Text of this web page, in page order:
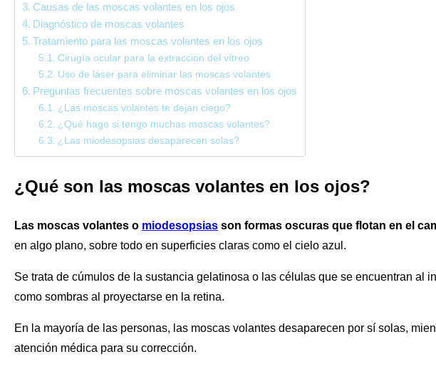
Causas de las moscas volantes en los ojos
Diagnóstico de moscas volantes
Tratamiento para las moscas volantes en los ojos
Cirugía ocular para la extracción del vítreo
Uso de láser para eliminar las moscas volantes
Preguntas frecuentes sobre moscas volantes en los ojos
¿Las moscas volantes te dejan ciego?
¿Qué hago si tengo muchas moscas volantes?
¿Las miodesopsias desaparecen solas?
¿Qué son las moscas volantes en los ojos?
Las moscas volantes o miodesopsias son formas oscuras que flotan en el
en algo plano, sobre todo en superficies claras como el cielo azul.
Se trata de cúmulos de la sustancia gelatinosa o las células que se encuentran al
como sombras al proyectarse en la retina.
En la mayoría de las personas, las moscas volantes desaparecen por sí solas,
atención médica para su corrección.